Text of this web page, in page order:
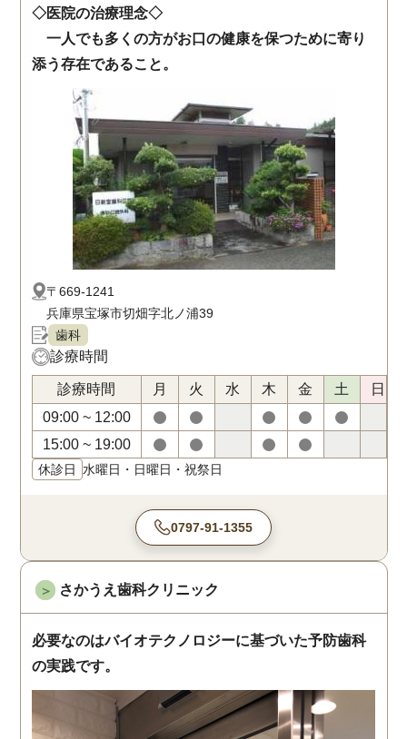
◇医院の治療理念◇
一人でも多くの方がお口の健康を保つために寄り
添う存在であること。
〒669-1241
兵庫県宝塚市切畑字北ノ浦39
歯科
診療時間
診療時間
09:00 ~ 12:00
15:00 ~ 19:00
月 火 水 木 金 土 日
休診日 水曜日・日曜日・祝祭日
0797-91-1355
＞ さかうえ歯科クリニック
必要なのはバイオテクノロジーに基づいた予防歯科
の実践です。